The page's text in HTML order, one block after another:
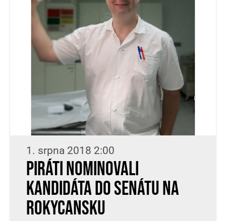
1. srpna 2018 2:00
Piráti nominovali
kandidáta do senátu na
Rokycansku